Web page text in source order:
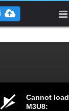
Cannot load
M3U8: